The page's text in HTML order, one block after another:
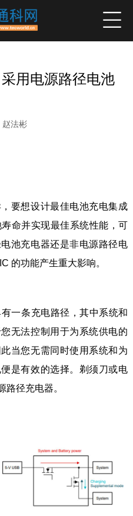
企业新品 高端访谈
用电源路径电池
赵法彬
要想设计最佳电池充电集成
命并实现最佳系统性能，可
池充电器还是非电源路径电
的功能产生重大影响。
一条充电路径，其中系统和
无法控制用于为系统供电的
当您无需同时使用系统和为
是有效的选择。剃须刀或电
路径充电器。